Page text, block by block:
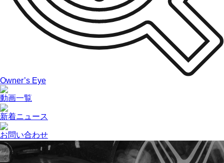
Owner’s Eye
動画一覧
新着ニュース
お問い合わせ